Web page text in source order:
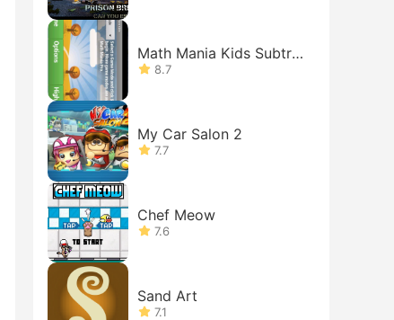
Math Mania Kids Subtra
ction
8.7
My Car Salon 2
7.7
Chef Meow
7.6
Sand Art
7.1